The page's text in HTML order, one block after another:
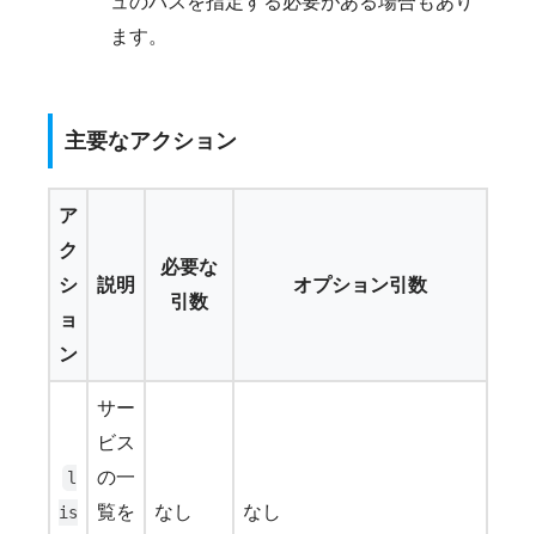
ます。
主要なアクション
ア
ク
シ
ョ
ン
説明
必要な
引数
オプション引数
l
is
サー
ビス
の一
覧を
なし なし